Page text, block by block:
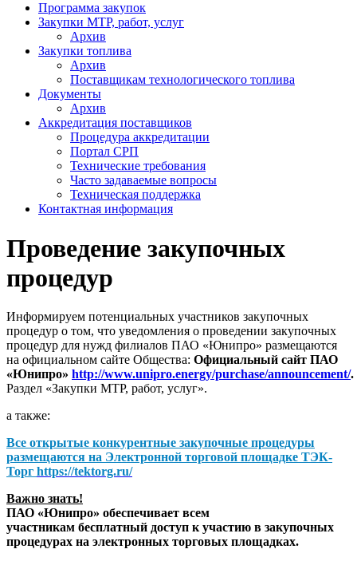
Программа закупок
Закупки МТР, работ, услуг
Архив
Закупки топлива
Архив
Поставщикам технологического топлива
Документы
Архив
Аккредитация поставщиков
Процедура аккредитации
Портал СРП
Технические требования
Часто задаваемые вопросы
Техническая поддержка
Контактная информация
Проведение закупочных
процедур
Информируем потенциальных участников закупочных
процедур о том, что уведомления о проведении закупочных
процедур для нужд филиалов ПАО «Юнипро» размещаются
на официальном сайте Общества: Официальный сайт ПАО
«Юнипро» http://www.unipro.energy/purchase/announcement/.
Раздел «Закупки МТР, работ, услуг».
а также:
Все открытые конкурентные закупочные процедуры
размещаются на Электронной торговой площадке ТЭК-
Торг https://tektorg.ru/
Важно знать!
ПАО «Юнипро» обеспечивает всем
участникам бесплатный доступ к участию в закупочных
процедурах на электронных торговых площадках.